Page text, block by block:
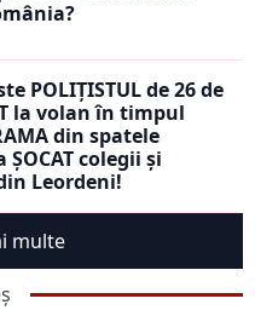
POLIȚISTUL de 26 de
la volan în timpul
din spatele
colegii și
Leordeni!
multe